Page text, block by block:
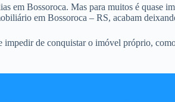
em Bossoroca. Mas para muitos é quase
em Bossoroca – RS, acabam
de conquistar o imóvel próprio,